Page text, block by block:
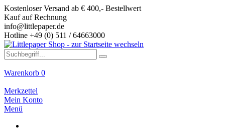
Kostenloser Versand ab € 400,- Bestellwert
Kauf auf Rechnung
info@littlepaper.de
Hotline +49 (0) 511 / 64663000
Warenkorb 0
Merkzettel
Mein Konto
Menü